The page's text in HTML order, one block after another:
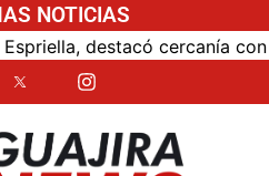
NOTICIAS
destacó cercanía con el